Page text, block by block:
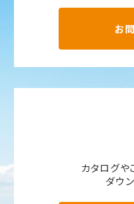
お
カタログ
ダウ